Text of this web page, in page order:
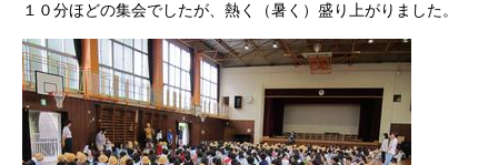
１０分ほどの集会でしたが、熱く（暑く）盛り上がりました。